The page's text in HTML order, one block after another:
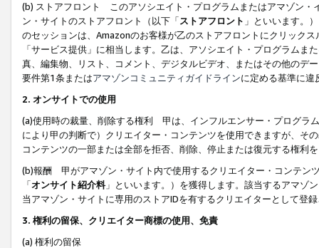
(b) ストアフロント このアソシエイト・プログラムまたはアマゾン・
ン・サイトのストアフロント（以下「ストアフロント 」といいます。
のセッションは、Amazonのお客様が乙のストアフロントにクリック
「サービス提供」に相当します。乙は、アソシエイト・プログラム
真、編集物、リスト、コメント、デジタルビデオ、またはその他のデ
要件第1条またはアマゾンコミュニティガイドラインに定める基準に違
2. オンサイトでの使用
(a)使用時の裁量、削除する権利 甲は、インフルエンサー・プログラ
により甲の判断で）クリエイター・コンテンツを使用できますが、そ
コンテンツの一部または全部を拒否、削除、停止または復元する権利
(b)報酬 甲がアマゾン・サイト内で使用するクリエイター・コンテン
「オンサイト紹介料」といいます。）を獲得します。該当するアマゾ
当アマゾン・サイトに専用のストアIDを有するクリエイターとして登
3. 権利の留保、クリエイター商標の使用、免責
(a) 権利の留保